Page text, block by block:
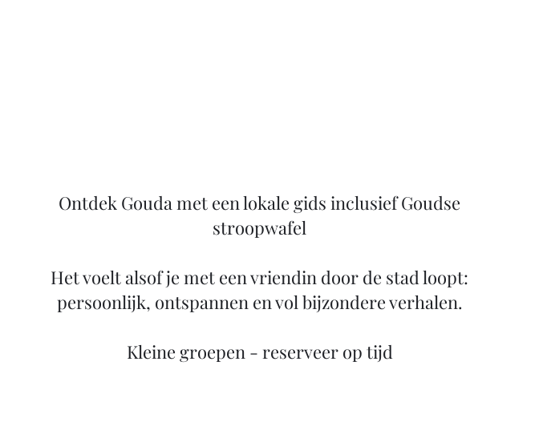
Ontdek Gouda met een lokale gids inclusief Goudse
stroopwafel
Het voelt alsof je met een vriendin door de stad loopt:
persoonlijk, ontspannen en vol bijzondere verhalen.
​Kleine groepen - reserveer op tijd